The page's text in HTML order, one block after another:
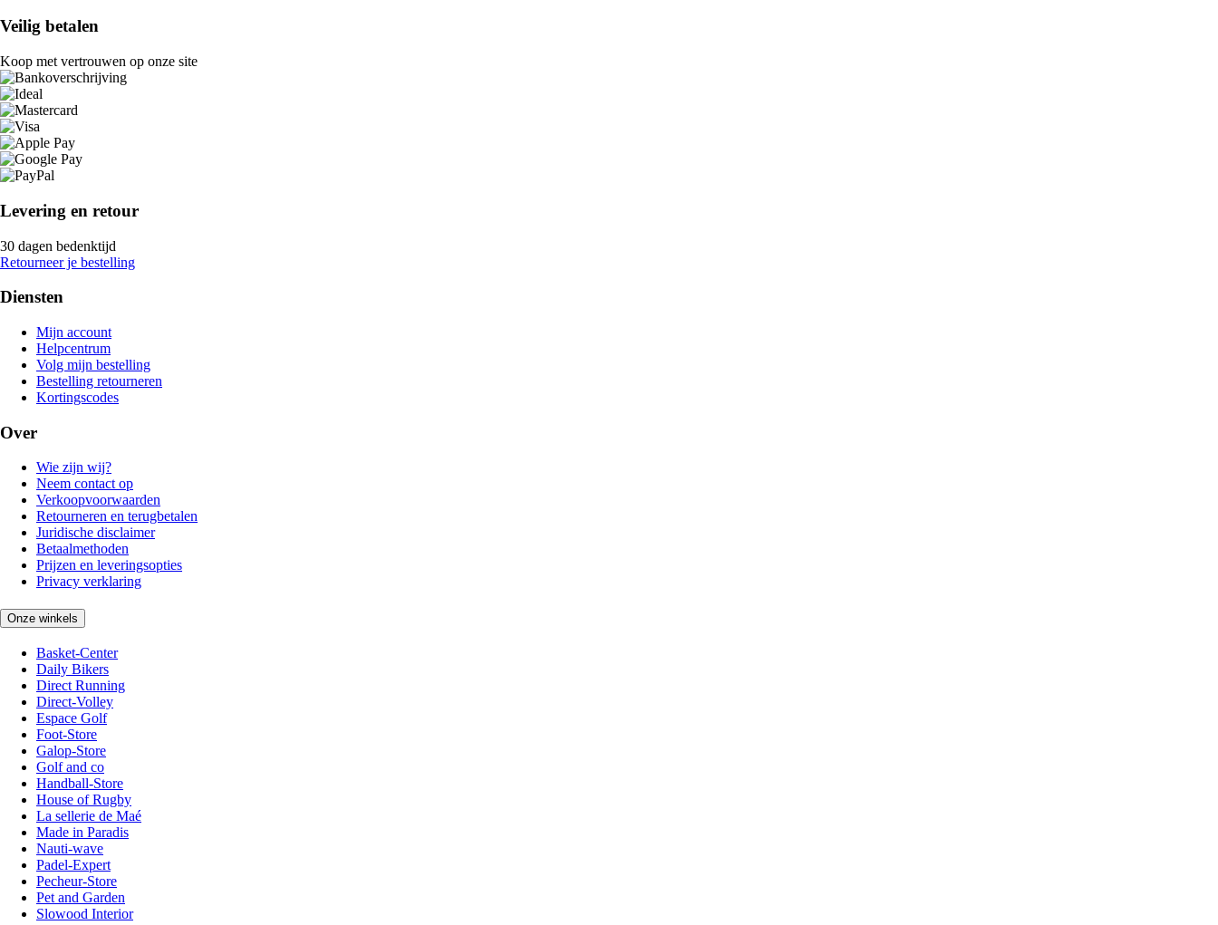
Veilig betalen
Koop met vertrouwen op onze site
Levering en retour
30 dagen bedenktijd
Retourneer je bestelling
Diensten
Mijn account
Helpcentrum
Volg mijn bestelling
Bestelling retourneren
Kortingscodes
Over
Wie zijn wij?
Neem contact op
Verkoopvoorwaarden
Retourneren en terugbetalen
Juridische disclaimer
Betaalmethoden
Prijzen en leveringsopties
Privacy verklaring
Onze winkels
Basket-Center
Daily Bikers
Direct Running
Direct-Volley
Espace Golf
Foot-Store
Galop-Store
Golf and co
Handball-Store
House of Rugby
La sellerie de Maé
Made in Paradis
Nauti-wave
Padel-Expert
Pecheur-Store
Pet and Garden
Slowood Interior